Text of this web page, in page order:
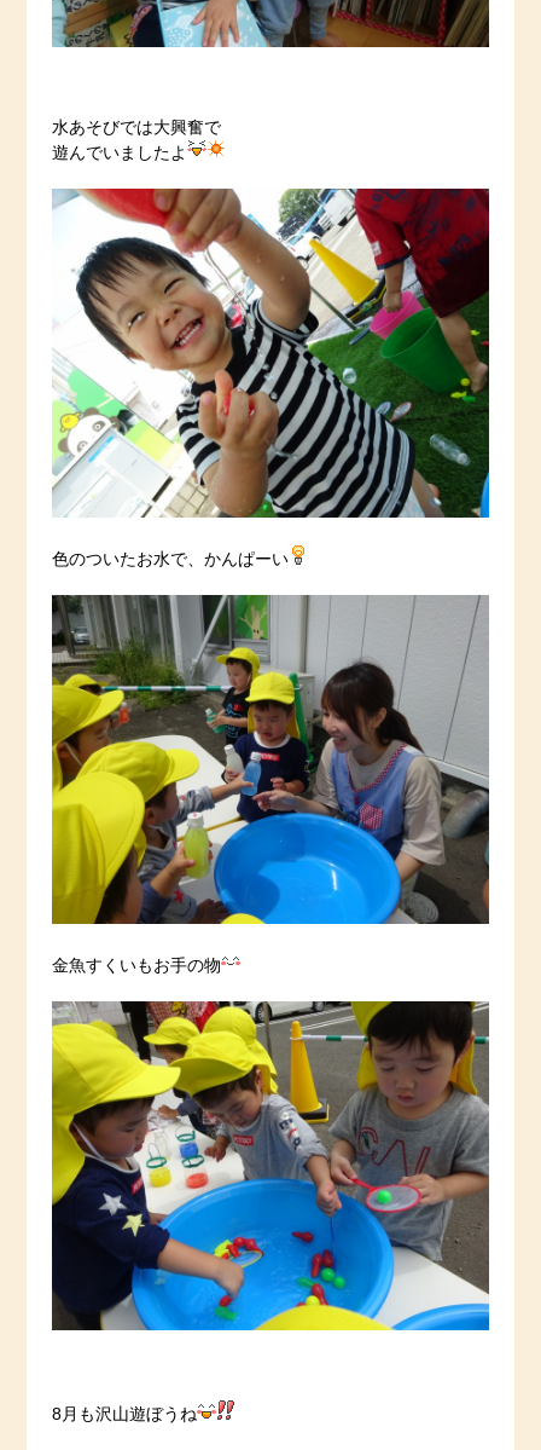
水あそびでは大興奮で
遊んでいましたよ
色のついたお水で、かんぱーい
金魚すくいもお手の物
8月も沢山遊ぼうね